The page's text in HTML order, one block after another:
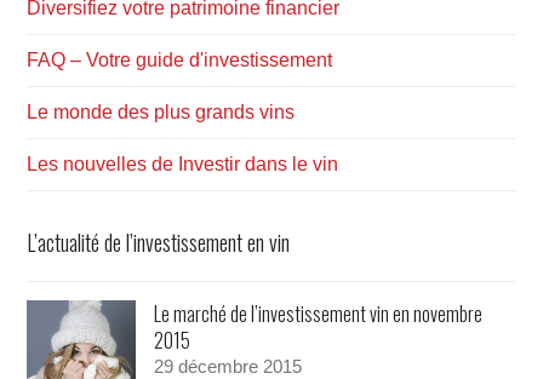
Diversifiez votre patrimoine financier
FAQ – Votre guide d'investissement
Le monde des plus grands vins
Les nouvelles de Investir dans le vin
L’actualité de l’investissement en vin
Le marché de l’investissement vin en novembre
2015
29 décembre 2015